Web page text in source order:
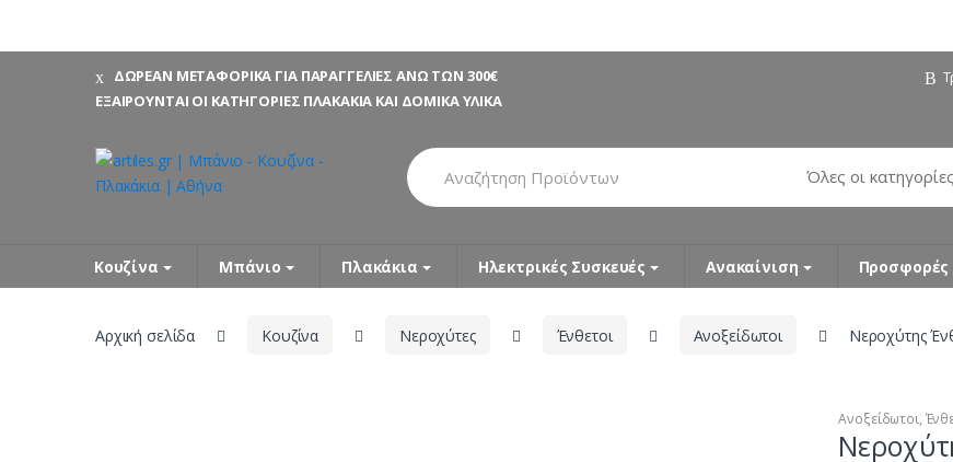
ΔΩΡΕΑΝ ΜΕΤΑΦΟΡΙΚΑ ΓΙΑ ΠΑΡΑΓΓΕΛΙΕΣ ΑΝΩ ΤΩΝ 300€
ΕΞΑΙΡΟΥΝΤΑΙ ΟΙ ΚΑΤΗΓΟΡΙΕΣ ΠΛΑΚΑΚΙΑ ΚΑΙ ΔΟΜΙΚΑ ΥΛΙΚΑ
Search
for:
Κουζίνα Μπάνιο Πλακάκια Ηλεκτρικές Συσκευές Ανακαίνιση Προσφορές
Αρχική σελίδα Κουζίνα Νεροχύτες Ένθετοι Ανοξείδωτοι Νεροχύτης
Ανοξείδωτοι,